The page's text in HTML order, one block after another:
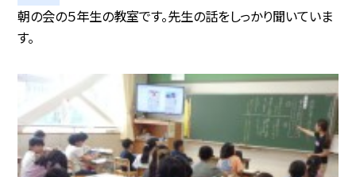
朝の会の５年生の教室です。先生の話をしっかり聞いていま
す。